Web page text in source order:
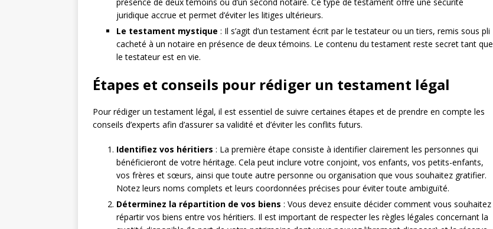
juridique accrue et permet d’éviter les litiges ultérieurs.
Le testament mystique : Il s’agit d’un testament écrit par le testateur ou un tiers, remis sous pli
cacheté à un notaire en présence de deux témoins. Le contenu du testament reste secret tant que
le testateur est en vie.
Étapes et conseils pour rédiger un testament légal
Pour rédiger un testament légal, il est essentiel de suivre certaines étapes et de prendre en compte les
conseils d’experts afin d’assurer sa validité et d’éviter les conflits futurs.
Identifiez vos héritiers : La première étape consiste à identifier clairement les personnes qui
bénéficieront de votre héritage. Cela peut inclure votre conjoint, vos enfants, vos petits-enfants,
vos frères et sœurs, ainsi que toute autre personne ou organisation que vous souhaitez gratifier.
Notez leurs noms complets et leurs coordonnées précises pour éviter toute ambiguïté.
Déterminez la répartition de vos biens : Vous devez ensuite décider comment vous souhaitez
répartir vos biens entre vos héritiers. Il est important de respecter les règles légales concernant la